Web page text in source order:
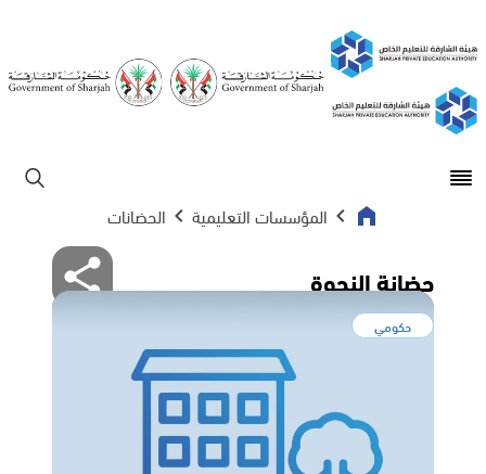
Open main menu
المؤسسات التعليمية الحضانات
حكومي
حضانة النحوة